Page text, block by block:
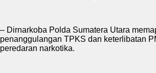
– Dirnarkoba Polda Sumatera Utara
penanggulangan TPKS dan keterlibatan
peredaran narkotika.